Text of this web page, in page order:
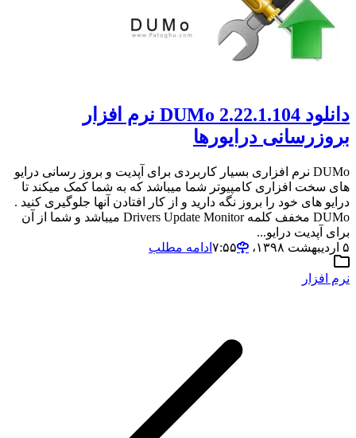
دانلود DUMo 2.22.1.104 نرم افزار
بروزرسانی درایورها
DUMo نرم افزاری بسیار کاربردی برای آپدیت و بروز رسانی درایو
های سخت افزاری کامپیوتر شما میباشد که به شما کمک میکند تا
درایو های خود را بروز نگه دارید و از کار افتادن آنها جلوگیری کنید .
DUMo مخفف کلمه Drivers Update Monitor میباشد و شما از آن
برای آپدیت درایو...
۵ اردیبهشت ۱۳۹۸،‏ ۷:۵۵
ادامه مطلب
نرم افزار